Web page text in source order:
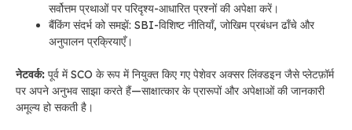
सर्वोत्तम प्रथाओं पर परिदृश्य-आधारित प्रश्नों की अपेक्षा करें।
बैंकिंग संदर्भ को समझें: SBI-विशिष्ट नीतियाँ, जोखिम प्रबंधन ढाँचे और
अनुपालन प्रक्रियाएँ।
नेटवर्क: पूर्व में SCO के रूप में नियुक्त किए गए पेशेवर अक्सर लिंक्डइन जैसे प्लेटफ़ॉर्म
पर अपने अनुभव साझा करते हैं—साक्षात्कार के प्रारूपों और अपेक्षाओं की जानकारी
अमूल्य हो सकती है।